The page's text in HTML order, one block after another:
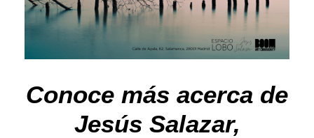
Conoce más acerca de
Jesús Salazar,